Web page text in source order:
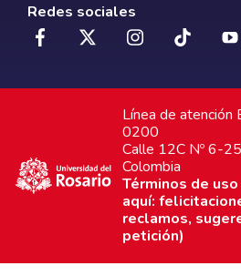
Redes sociales
Línea de
0200
Calle 12C Nº 6-
Colombia
Términos de uso
aquí:
reclamos,
petición)